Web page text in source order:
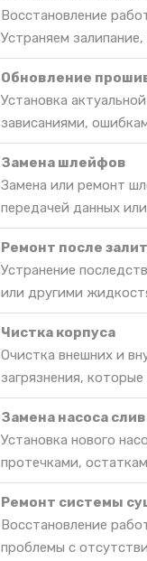
Восстановление
Устраняем
Обновление
Установка
зависаниями,
Замена шлейфов
Замена или ремонт
передачей данных или
Ремонт после
Устранение
или другими
Чистка корпуса
Очистка внешних и
загрязнения,
Замена насоса
Установка нового
протечками,
Ремонт системы
Восстановление
проблемы с